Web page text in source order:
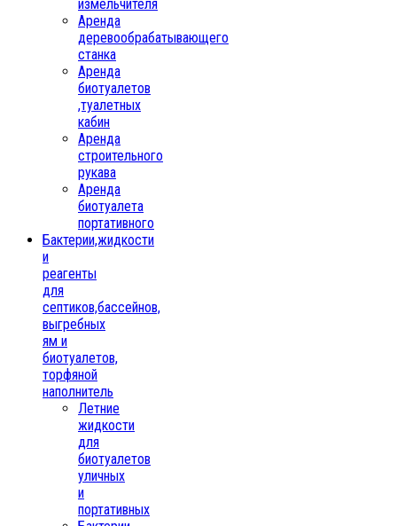
измельчителя
Аренда
деревообрабатывающего
станка
Аренда
биотуалетов
,туалетных
кабин
Аренда
строительного
рукава
Аренда
биотуалета
портативного
Бактерии,жидкости
и
реагенты
для
септиков,бассейнов,
выгребных
ям и
биотуалетов,
торфяной
наполнитель
Летние
жидкости
для
биотуалетов
уличных
и
портативных